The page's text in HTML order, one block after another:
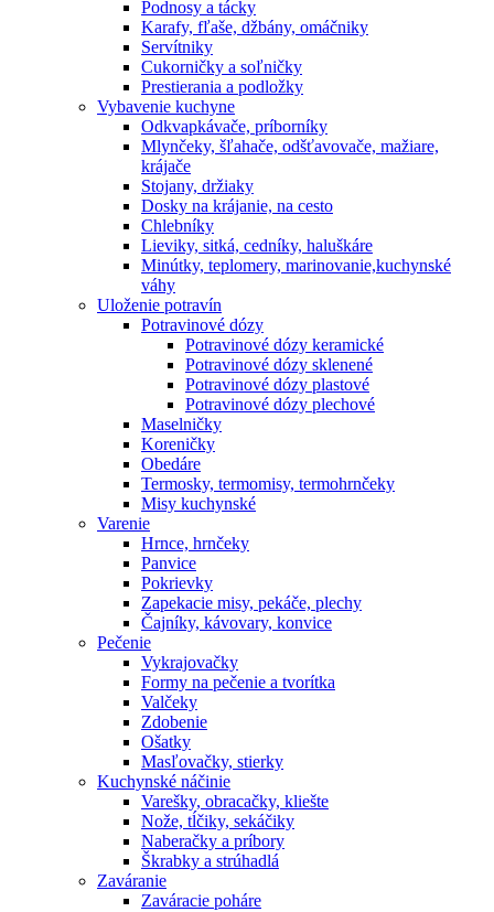
Podnosy a tácky
Karafy, fľaše, džbány, omáčniky
Servítniky
Cukorničky a soľničky
Prestierania a podložky
Vybavenie kuchyne
Odkvapkávače, príborníky
Mlynčeky, šľahače, odšťavovače, mažiare,
krájače
Stojany, držiaky
Dosky na krájanie, na cesto
Chlebníky
Lieviky, sitká, cedníky, haluškáre
Minútky, teplomery, marinovanie,kuchynské
váhy
Uloženie potravín
Potravinové dózy
Potravinové dózy keramické
Potravinové dózy sklenené
Potravinové dózy plastové
Potravinové dózy plechové
Maselničky
Koreničky
Obedáre
Termosky, termomisy, termohrnčeky
Misy kuchynské
Varenie
Hrnce, hrnčeky
Panvice
Pokrievky
Zapekacie misy, pekáče, plechy
Čajníky, kávovary, konvice
Pečenie
Vykrajovačky
Formy na pečenie a tvorítka
Valčeky
Zdobenie
Ošatky
Masľovačky, stierky
Kuchynské náčinie
Varešky, obracačky, kliešte
Nože, tĺčiky, sekáčiky
Naberačky a príbory
Škrabky a strúhadlá
Zaváranie
Zaváracie poháre